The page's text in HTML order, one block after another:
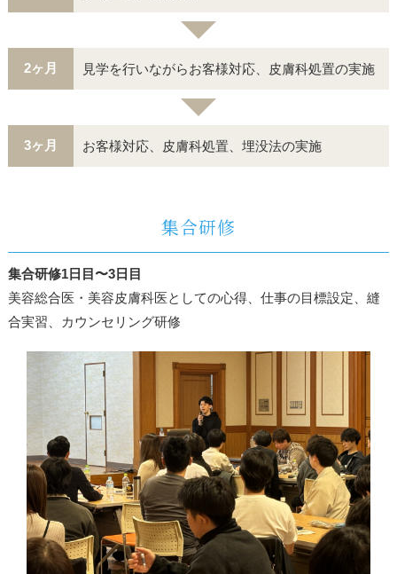
2ヶ月 見学を行いながらお客様対応、皮膚科処置の実施
3ヶ月 お客様対応、皮膚科処置、埋没法の実施
集合研修
集合研修1日目〜3日目
美容総合医・美容皮膚科医としての心得、仕事の目標設定、縫
合実習、カウンセリング研修